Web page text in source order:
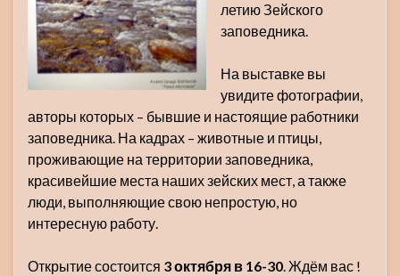
летию Зейского
заповедника.
На выставке вы
увидите фотографии,
авторы которых – бывшие и настоящие работники
заповедника. На кадрах – животные и птицы,
проживающие на территории заповедника,
красивейшие места наших зейских мест, а также
люди, выполняющие свою непростую, но
интересную работу.
Открытие состоится 3 октября в 16-30. Ждём вас !